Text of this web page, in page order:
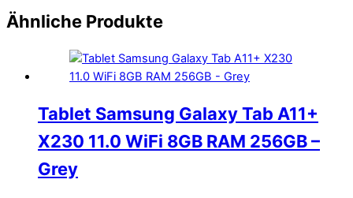
Ähnliche Produkte
Tablet Samsung Galaxy Tab A11+
X230 11.0 WiFi 8GB RAM 256GB –
Grey